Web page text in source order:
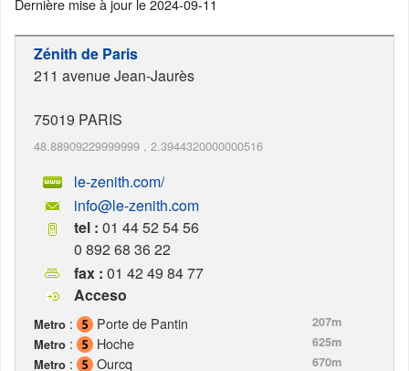
Zénith de Paris
211 avenue Jean-Jaurès
75019 PARIS
48.88909229999999 , 2.3944320000000516
le-zenith.com/
info@le-zenith.com
tel : 01 44 52 54 56
0 892 68 36 22
fax : 01 42 49 84 77
Acceso
Metro : Porte de Pantin
207m
Metro : Hoche
625m
Metro : Ourcq 670m